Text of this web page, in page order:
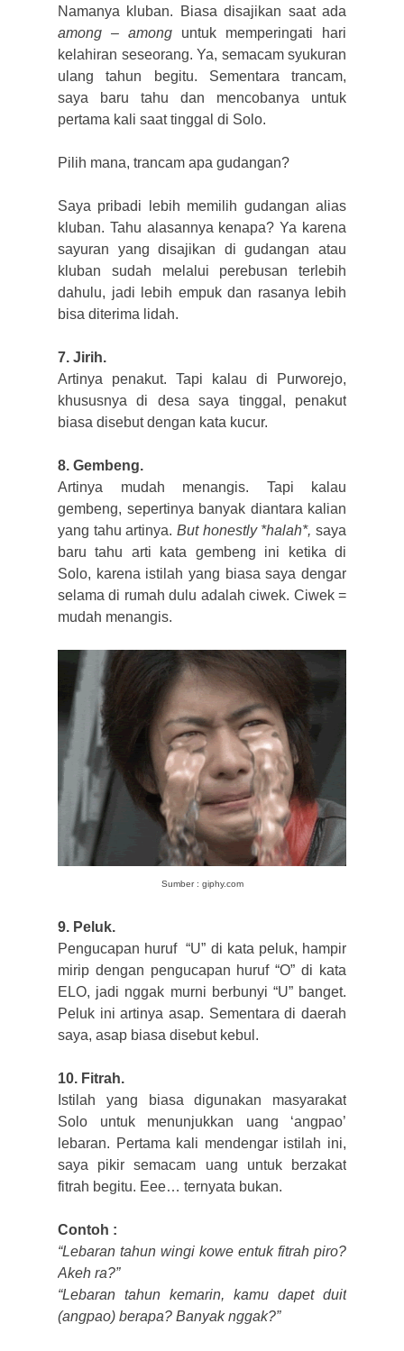
Namanya kluban. Biasa disajikan saat ada
among – among untuk memperingati hari
kelahiran seseorang. Ya, semacam syukuran
ulang tahun begitu. Sementara trancam,
saya baru tahu dan mencobanya untuk
pertama kali saat tinggal di Solo.
Pilih mana, trancam apa gudangan?
Saya pribadi lebih memilih gudangan alias
kluban. Tahu alasannya kenapa? Ya karena
sayuran yang disajikan di gudangan atau
kluban sudah melalui perebusan terlebih
dahulu, jadi lebih empuk dan rasanya lebih
bisa diterima lidah.
7. Jirih.
Artinya penakut. Tapi kalau di Purworejo,
khususnya di desa saya tinggal, penakut
biasa disebut dengan kata kucur.
8. Gembeng.
Artinya mudah menangis. Tapi kalau
gembeng, sepertinya banyak diantara kalian
yang tahu artinya. But honestly *halah*, saya
baru tahu arti kata gembeng ini ketika di
Solo, karena istilah yang biasa saya dengar
selama di rumah dulu adalah ciwek. Ciwek =
mudah menangis.
Sumber : giphy.com
9. Peluk.
Pengucapan huruf “U” di kata peluk, hampir
mirip dengan pengucapan huruf “O” di kata
ELO, jadi nggak murni berbunyi “U” banget.
Peluk ini artinya asap. Sementara di daerah
saya, asap biasa disebut kebul.
10. Fitrah.
Istilah yang biasa digunakan masyarakat
Solo untuk menunjukkan uang ‘angpao’
lebaran. Pertama kali mendengar istilah ini,
saya pikir semacam uang untuk berzakat
fitrah begitu. Eee… ternyata bukan.
Contoh :
“Lebaran tahun wingi kowe entuk fitrah piro?
Akeh ra?”
“Lebaran tahun kemarin, kamu dapet duit
(angpao) berapa? Banyak nggak?”